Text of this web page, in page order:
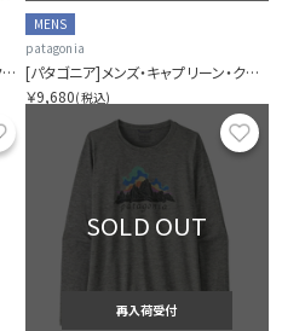
[パタゴニア]メンズ・キャプリーン・クール・デイリー・フーディ
MENS
patagonia
[パタゴニア]メンズ・キャプリーン・クール・デイリー・フーディ
￥9,680(税込)
お気に入り
SOLD OUT
再入荷受付